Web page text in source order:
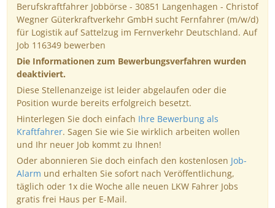
Berufskraftfahrer Jobbörse - 30851 Langenhagen - Christof
Wegner Güterkraftverkehr GmbH sucht Fernfahrer (m/w/d)
für Logistik auf Sattelzug im Fernverkehr Deutschland. Auf
Job 116349 bewerben
Die Informationen zum Bewerbungsverfahren wurden
deaktiviert.
Diese Stellenanzeige ist leider abgelaufen oder die
Position wurde bereits erfolgreich besetzt.
Hinterlegen Sie doch einfach Ihre Bewerbung als
Kraftfahrer. Sagen Sie wie Sie wirklich arbeiten wollen
und Ihr neuer Job kommt zu Ihnen!
Oder abonnieren Sie doch einfach den kostenlosen Job-
Alarm und erhalten Sie sofort nach Veröffentlichung,
täglich oder 1x die Woche alle neuen LKW Fahrer Jobs
gratis frei Haus per E-Mail.